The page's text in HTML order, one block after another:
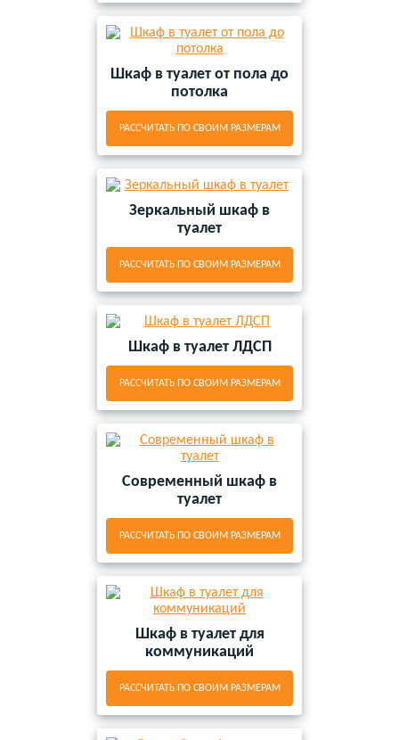
Шкаф в туалет от пола до
потолка
РАССЧИТАТЬ ПО СВОИМ РАЗМЕРАМ
Зеркальный шкаф в
туалет
РАССЧИТАТЬ ПО СВОИМ РАЗМЕРАМ
Шкаф в туалет ЛДСП
РАССЧИТАТЬ ПО СВОИМ РАЗМЕРАМ
Современный шкаф в
туалет
РАССЧИТАТЬ ПО СВОИМ РАЗМЕРАМ
Шкаф в туалет для
коммуникаций
РАССЧИТАТЬ ПО СВОИМ РАЗМЕРАМ